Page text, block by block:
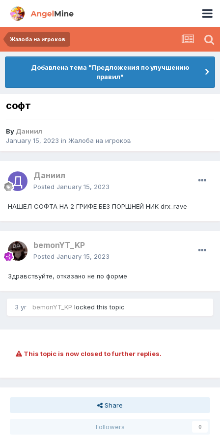
Жалоба на игроков
Добавлена тема "Предложения по улучшению
правил"
софт
By Даниил
January 15, 2023 in Жалоба на игроков
Даниил
Posted January 15, 2023
НАШЁЛ СОФТА НА 2 ГРИФЕ БЕЗ ПОРШНЕЙ НИК drx_rave
bemonYT_KP
Posted January 15, 2023
Здравствуйте, отказано не по форме
3 yr bemonYT_KP locked this topic
This topic is now closed to further replies.
Share
Followers 0